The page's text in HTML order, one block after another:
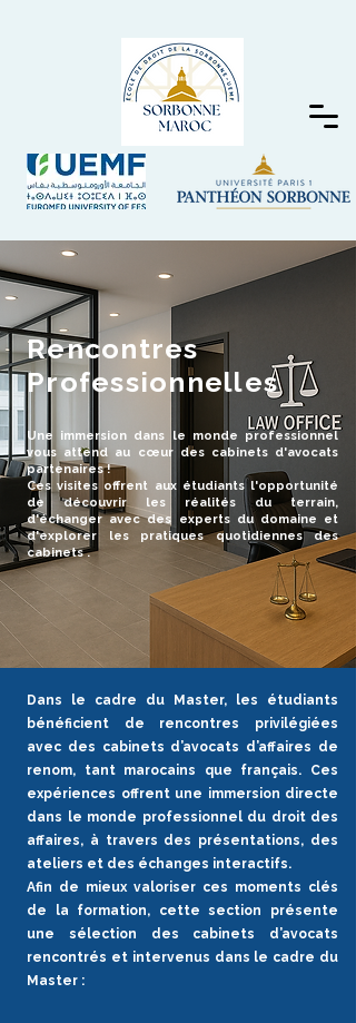
Rencontres
Professionnelles
Une immersion dans le monde professionnel
vous attend au cœur des cabinets d'avocats
partenaires !
Ces visites offrent aux étudiants l'opportunité
de découvrir les réalités du terrain,
d'échanger avec des experts du domaine et
d'explorer les pratiques quotidiennes des
cabinets .
Dans le cadre du Master, les étudiants
bénéficient de rencontres privilégiées
avec des cabinets d’avocats d’affaires de
renom, tant marocains que français. Ces
expériences offrent une immersion directe
dans le monde professionnel du droit des
affaires, à travers des présentations, des
ateliers et des échanges interactifs.
Afin de mieux valoriser ces moments clés
de la formation, cette section présente
une sélection des cabinets d’avocats
rencontrés et intervenus dans le cadre du
Master :